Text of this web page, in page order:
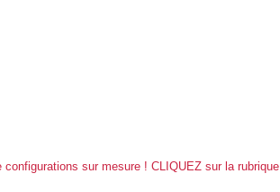
sur mesure ! CLIQUEZ sur la rubrique